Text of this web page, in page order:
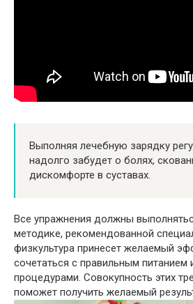
Выполняя лечебную зарядку
надолго забудет о болях,
дискомфорте в суставах.
Все упражнения должны
методике, рекомендованной
физкультура принесет желаемый
сочетаться с правильным питанием
процедурами. Совокупность этих
поможет получить желаемый